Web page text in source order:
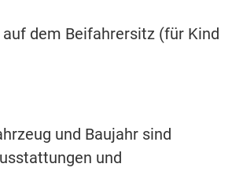
auf dem Beifahrersitz (für Kind
und Baujahr sind
und